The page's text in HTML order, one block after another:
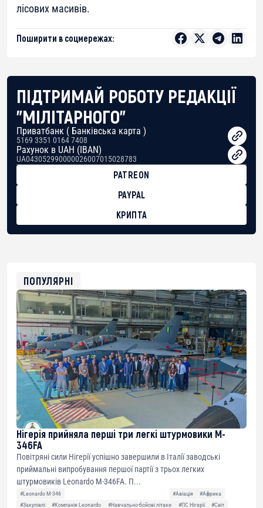
лісових масивів.
Поширити в соцмережах:
ПІДТРИМАЙ РОБОТУ РЕДАКЦІЇ
"МІЛІТАРНОГО"
Приватбанк ( Банківська карта )
5169 3351 0164 7408
Рахунок в UAH (IBAN)
UA043052990000026007015028783
PATREON
PAYPAL
КРИПТА
0xfD02863D3289416fcF50975c9DFda13623f97758
ПОПУЛЯРНІ
Нігерія прийняла перші три легкі штурмовики M-
346FA
Повітряні сили Нігерії успішно завершили в Італії заводські
приймальні випробування першої партії з трьох легких
штурмовиків Leonardo M-346FA. П...
#Leonardo M-346 #Авіація
#Африка
#Закупівлі
#Компанія Leonardo #Навчально-бойові літаки #ПС Нігерії #Світ